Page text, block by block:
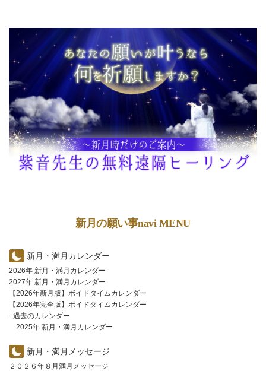
新月の願い事navi MENU
新月・満月カレンダー
2026年 新月・満月カレンダー
2027年 新月・満月カレンダー
【2026年新月版】ボイドタイムカレンダー
【2026年完全版】ボイドタイムカレンダー
- 過去のカレンダー
2025年 新月・満月カレンダー
新月・満月メッセージ
２０２６年８月満月メッセージ